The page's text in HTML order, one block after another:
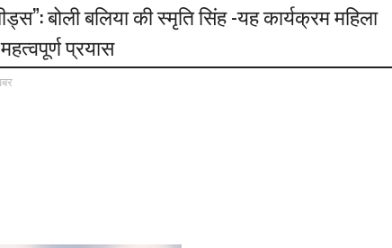
बोली बलिया की स्मृति सिंह -यह कार्यक्रम महिला
प्रयास